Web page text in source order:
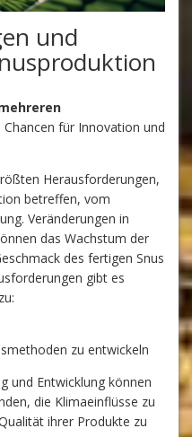
und
Chancen für Innovation und
Herausforderungen,
betreffen, vom
Veränderungen in
das Wachstum der
des fertigen Snus
gibt es
zu entwickeln
und Entwicklung können
die Klimaeinflüsse zu
ihrer Produkte zu